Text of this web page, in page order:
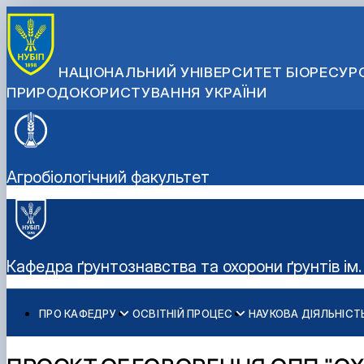
НАЦІОНАЛЬНИЙ УНІВЕРСИТЕТ
ПРИРОДОКОРИСТУВАННЯ УКРАЇНИ
Агробіологічний факультет
Кафедра ґрунтознавства та охорони ґрунтів
ПРО КАФЕДРУ
Історія кафедри
ОСВІТНІЙ ПРОЦЕС
ОС "Бакалавр"
НАУКОВА
Наукові гуртки